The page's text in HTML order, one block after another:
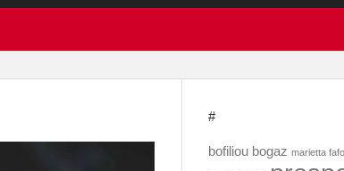
#
bofiliou bogaz marietta